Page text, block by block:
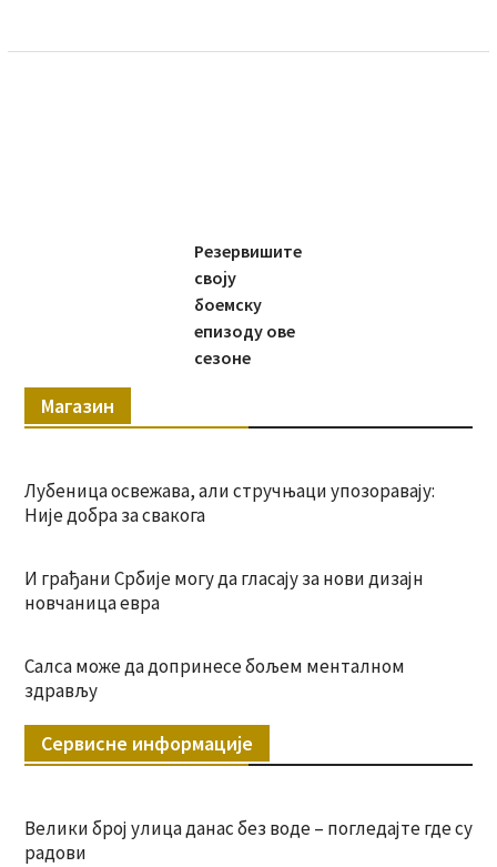
Резервишите
своју
боемску
епизоду ове
сезоне
Магазин
Лубеница освежава, али стручњаци упозоравају:
Није добра за свакога
И грађани Србије могу да гласају за нови дизајн
новчаница евра
Салса може да допринесе бољем менталном
здрављу
Сервисне информације
Велики број улица данас без воде – погледајте где су
радови